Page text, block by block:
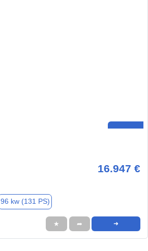
16.947 €
96 kw (131 PS)
★ ➦ ➜